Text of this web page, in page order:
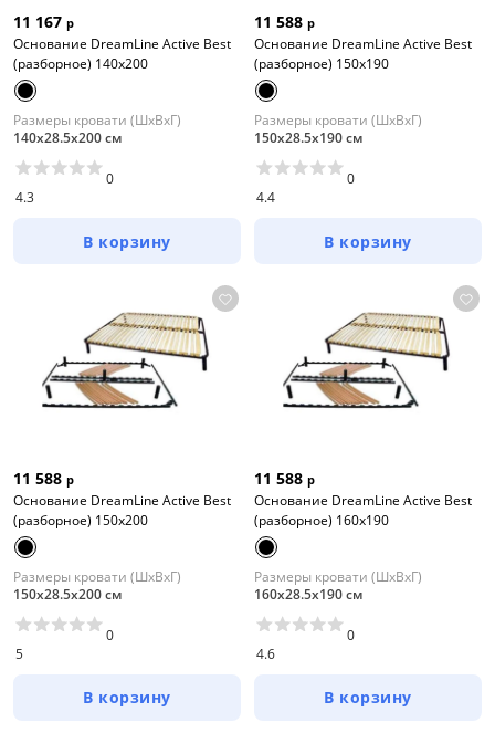
11 167 р
Основание DreamLine Active Best
(разборное) 140x200
Размеры кровати (ШхВхГ)
140х28.5х200 см
4.3
0
В корзину
11 588 р
Основание DreamLine Active Best
(разборное) 150x190
Размеры кровати (ШхВхГ)
150х28.5х190 см
4.4
0
В корзину
11 588 р
Основание DreamLine Active Best
(разборное) 150x200
Размеры кровати (ШхВхГ)
150х28.5х200 см
5
0
В корзину
11 588 р
Основание DreamLine Active Best
(разборное) 160x190
Размеры кровати (ШхВхГ)
160х28.5х190 см
4.6
0
В корзину